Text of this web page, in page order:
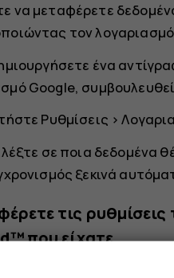
να μεταφέρετε
τον
ένα
Google,
Ρυθμίσεις >
σε ποια δεδομένα
ξεκινά
τις
που είχατε
τηλέφωνο